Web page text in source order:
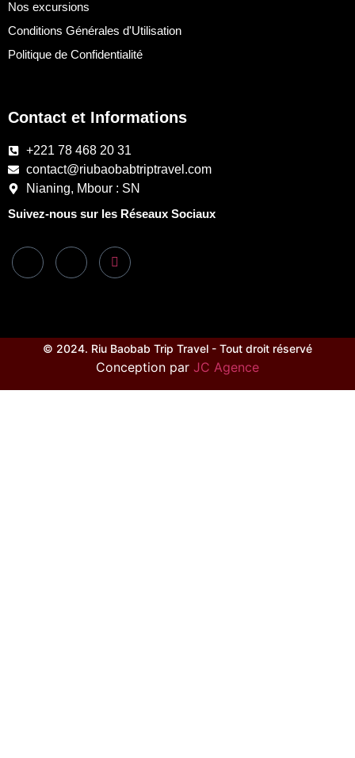
Nos excursions
Conditions Générales d'Utilisation
Politique de Confidentialité
Contact et Informations
+221 78 468 20 31
contact@riubaobabtriptravel.com
Nianing, Mbour : SN
Suivez-nous sur les Réseaux Sociaux
© 2024. Riu Baobab Trip Travel - Tout droit réservé
Conception par JC Agence